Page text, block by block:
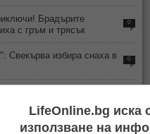
Брадърите
с гръм и трясък
0
Свекърва избира снаха в
0
-
Тодор Славков
LifeOnline.bg иска
използване на